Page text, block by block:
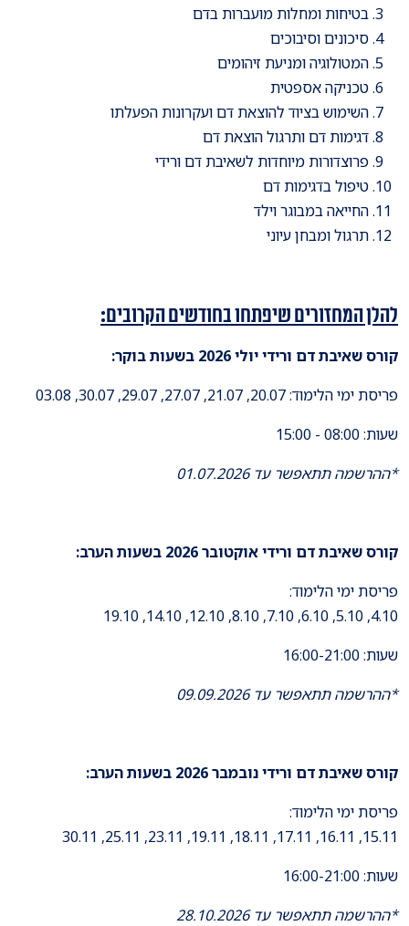
בטיחות ומחלות מועברות בדם
סיכונים וסיבוכים
המטולוגיה ומניעת זיהומים
טכניקה אספטית
השימוש בציוד להוצאת דם ועקרונות הפעלתו
דגימות דם ותרגול הוצאת דם
פרוצדורות מיוחדות לשאיבת דם ורידי
טיפול בדגימות דם
החייאה במבוגר וילד
תרגול ומבחן עיוני
להלן המחזורים שיפתחו בחודשים הקרובים:
קורס שאיבת דם ורידי יולי2026 בשעות בוקר:
פריסת ימי הלימוד: 20.07, 21.07, 27.07, 29.07, 30.07, 03.08
שעות: 08:00 - 15:00
*ההרשמה תתאפשר עד 01.07.2026
קורס שאיבת דם ורידי אוקטובר2026 בשעות הערב:
פריסת ימי הלימוד:
4.10, 5.10, 6.10, 7.10, 8.10, 12.10, 14.10, 19.10
שעות: 16:00-21:00
*ההרשמה תתאפשר עד 09.09.2026
קורס שאיבת דם ורידי נובמבר2026 בשעות הערב:
פריסת ימי הלימוד:
15.11, 16.11, 17.11, 18.11, 19.11, 23.11, 25.11, 30.11
שעות: 16:00-21:00
*ההרשמה תתאפשר עד 28.10.2026